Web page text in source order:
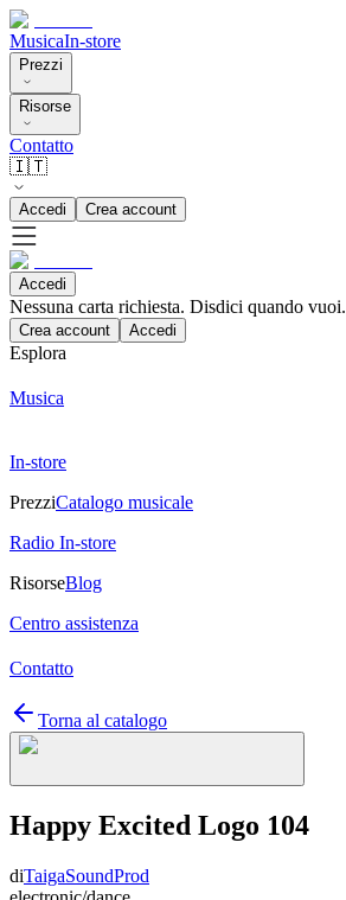
MusicaIn-store
Prezzi
Risorse
Contatto
🇮🇹
Accedi Crea account
Accedi
Nessuna carta richiesta. Disdici quando vuoi.
Crea account Accedi
Esplora
Musica
In-store
PrezziCatalogo musicale
Radio In-store
RisorseBlog
Centro assistenza
Contatto
Torna al catalogo
Happy Excited Logo 104
diTaigaSoundProd